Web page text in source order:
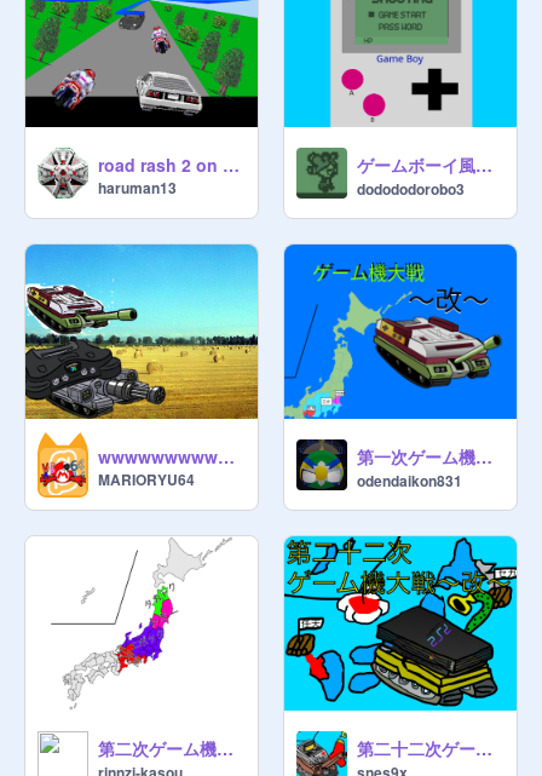
road rash 2 on scratch ver.0.4.0
haruman13
ゲームボーイ風シューティング
dodododorobo3
wwwwwwwwwwwwwwwwwwwwwwwwwwwwwwwwww
MARIORYU64
第一次ゲーム機大戦～改～ remix
odendaikon831
第二次ゲーム機大戦 第二十二次ゲーム機大戦〜改〜